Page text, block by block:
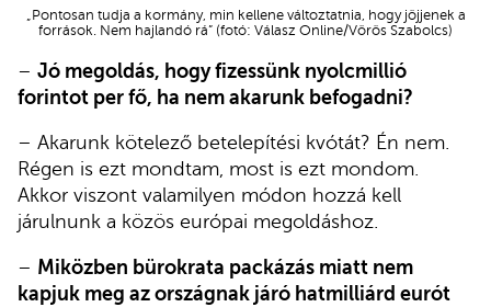
„Pontosan tudja a kormány, min kellene változtatnia, hogy jöjjenek a
források. Nem hajlandó rá” (fotó: Válasz Online/Vörös Szabolcs)
– Jó megoldás, hogy fizessünk nyolcmillió
forintot per fő, ha nem akarunk befogadni?
– Akarunk kötelező betelepítési kvótát? Én nem.
Régen is ezt mondtam, most is ezt mondom.
Akkor viszont valamilyen módon hozzá kell
járulnunk a közös európai megoldáshoz.
– Miközben bürokrata packázás miatt nem
kapjuk meg az országnak járó hatmilliárd eurót